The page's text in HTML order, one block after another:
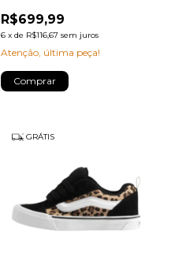
R$699,99
6 x de R$116,67 sem juros
Atenção, última peça!
Comprar
GRÁTIS